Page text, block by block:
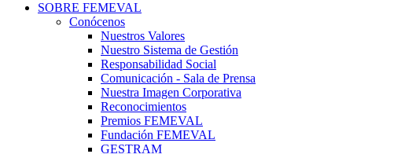
SOBRE FEMEVAL
Conócenos
Nuestros Valores
Nuestro Sistema de Gestión
Responsabilidad Social
Comunicación - Sala de Prensa
Nuestra Imagen Corporativa
Reconocimientos
Premios FEMEVAL
Fundación FEMEVAL
GESTRAM